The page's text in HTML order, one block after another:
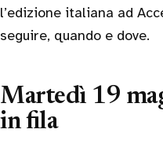
l’edizione italiana ad
seguire, quando e dove.
Martedì 19
in fila